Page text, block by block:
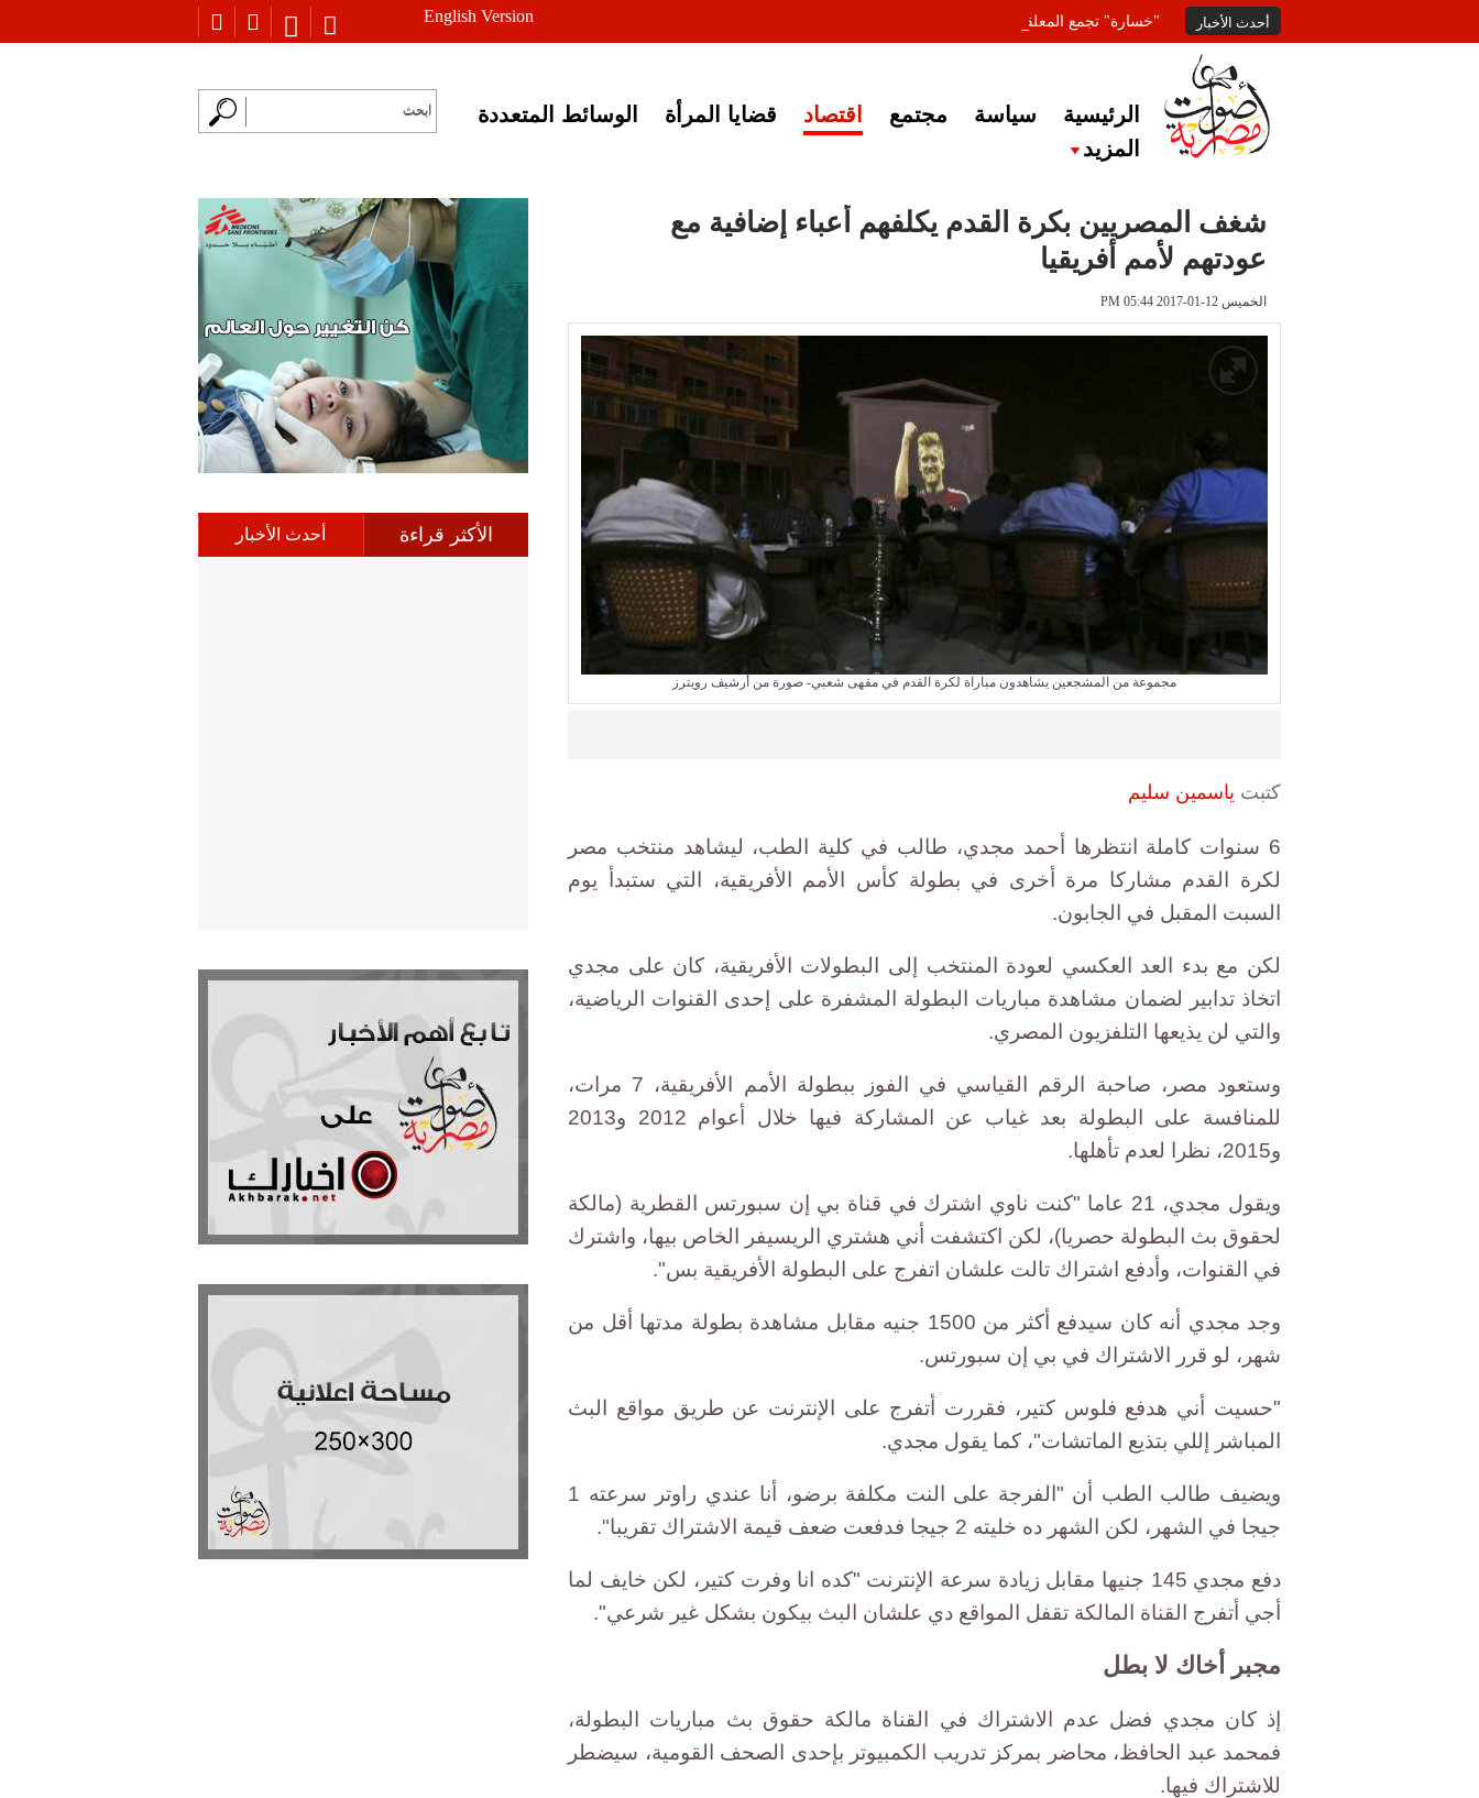
English Version أحدث الأخبار "خسارة" تجمع المعلقين على خبر إغلاق أصوات مصرية
الرئيسية سياسة مجتمع اقتصاد قضايا المرأة
الوسائط المتعددة
المزيد
شغف المصريين بكرة القدم يكلفهم أعباء إضافية مع
عودتهم لأمم أفريقيا
الخميس 12-01-2017 PM 05:44
مجموعة من المشجعين يشاهدون مباراة لكرة القدم في مقهى شعبي- صورة من أرشيف رويترز
كتبت ياسمين سليم
6 سنوات كاملة انتظرها أحمد مجدي، طالب في كلية الطب، ليشاهد منتخب مصر
لكرة القدم مشاركا مرة أخرى في بطولة كأس الأمم الأفريقية، التي ستبدأ يوم
السبت المقبل في الجابون.
لكن مع بدء العد العكسي لعودة المنتخب إلى البطولات الأفريقية، كان على مجدي
اتخاذ تدابير لضمان مشاهدة مباريات البطولة المشفرة على إحدى القنوات الرياضية،
والتي لن يذيعها التلفزيون المصري.
وستعود مصر، صاحبة الرقم القياسي في الفوز ببطولة الأمم الأفريقية، 7 مرات،
للمنافسة على البطولة بعد غياب عن المشاركة فيها خلال أعوام 2012 و2013
و2015، نظرا لعدم تأهلها.
ويقول مجدي، 21 عاما "كنت ناوي اشترك في قناة بي إن سبورتس القطرية (مالكة
لحقوق بث البطولة حصريا)، لكن اكتشفت أني هشتري الريسيفر الخاص بيها، واشترك
في القنوات، وأدفع اشتراك تالت علشان اتفرج على البطولة الأفريقية بس".
وجد مجدي أنه كان سيدفع أكثر من 1500 جنيه مقابل مشاهدة بطولة مدتها أقل من
شهر، لو قرر الاشتراك في بي إن سبورتس.
"حسيت أني هدفع فلوس كتير، فقررت أتفرج على الإنترنت عن طريق مواقع البث
المباشر إللي بتذيع الماتشات"، كما يقول مجدي.
ويضيف طالب الطب أن "الفرجة على النت مكلفة برضو، أنا عندي راوتر سرعته 1
جيجا في الشهر، لكن الشهر ده خليته 2 جيجا فدفعت ضعف قيمة الاشتراك تقريبا".
دفع مجدي 145 جنيها مقابل زيادة سرعة الإنترنت "كده انا وفرت كتير، لكن خايف لما
أجي أتفرج القناة المالكة تقفل المواقع دي علشان البث بيكون بشكل غير شرعي".
مجبر أخاك لا بطل
إذ كان مجدي فضل عدم الاشتراك في القناة مالكة حقوق بث مباريات البطولة،
فمحمد عبد الحافظ، محاضر بمركز تدريب الكمبيوتر بإحدى الصحف القومية، سيضطر
للاشتراك فيها.
الأكثر قراءة أحدث الأخبار